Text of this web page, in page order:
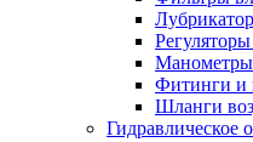
Манометры
Фитинги и
Шланги
Гидравлическое